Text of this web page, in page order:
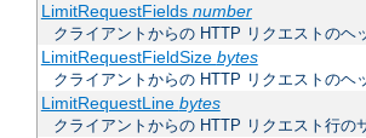
LimitRequestFields number
クライアントからの HTTP リクエストのヘ
LimitRequestFieldSize bytes
クライアントからの HTTP リクエストのヘ
LimitRequestLine bytes
クライアントからの HTTP リクエスト行の